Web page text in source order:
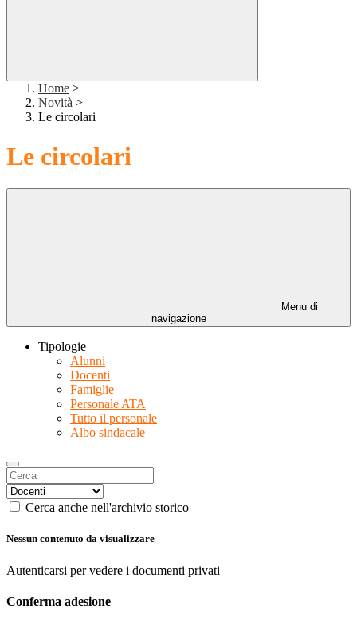
Home >
Novità >
Le circolari
Le circolari
Menu di
navigazione
Tipologie
Alunni
Docenti
Famiglie
Personale ATA
Tutto il personale
Albo sindacale
Cerca anche nell'archivio storico
Nessun contenuto da visualizzare
Autenticarsi per vedere i documenti privati
Conferma adesione